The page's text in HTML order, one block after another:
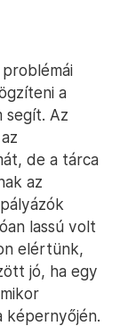
a
segít. Az
de a tárca
az
lassú volt
elértünk,
jó, ha egy
képernyőjén.